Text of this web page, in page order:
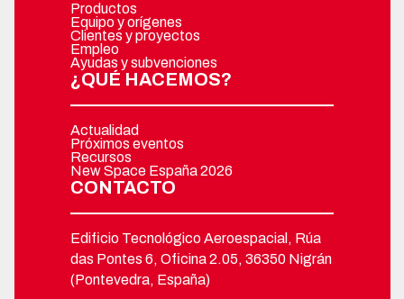
Productos
Equipo y orígenes
Clientes y proyectos
Empleo
Ayudas y subvenciones
¿QUÉ HACEMOS?
Actualidad
Próximos eventos
Recursos
New Space España 2026
CONTACTO
Edificio Tecnológico Aeroespacial, Rúa
das Pontes 6, Oficina 2.05, 36350 Nigrán
(Pontevedra, España)